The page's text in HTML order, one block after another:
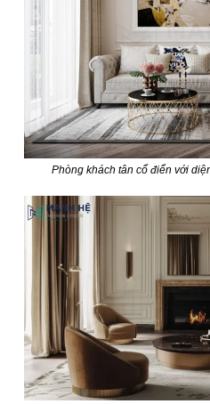
Phòng khách tân cổ điển với